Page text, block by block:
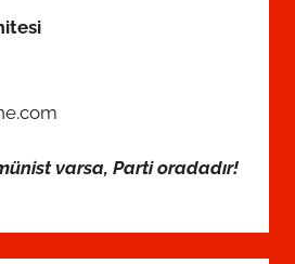
varsa, Parti oradadır!